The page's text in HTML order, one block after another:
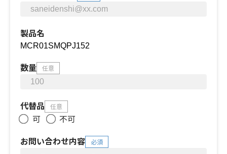
製品名
数量 任意
代替品 任意
可
不可
お問い合わせ内容
必須